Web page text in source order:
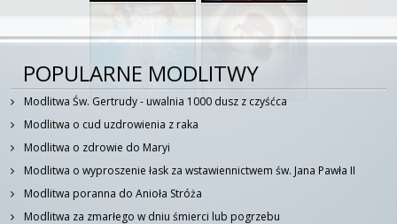
POPULARNE MODLITWY
Modlitwa Św. Gertrudy - uwalnia 1000 dusz z czyśćca
Modlitwa o cud uzdrowienia z raka
Modlitwa o zdrowie do Maryi
Modlitwa o wyproszenie łask za wstawiennictwem św. Jana Pawła II
Modlitwa poranna do Anioła Stróża
Modlitwa za zmarłego w dniu śmierci lub pogrzebu